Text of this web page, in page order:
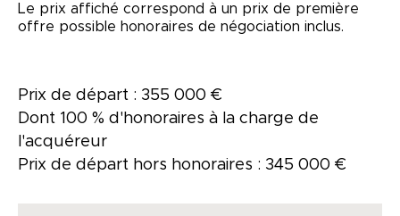
Le prix affiché correspond à un prix de première
offre possible honoraires de négociation inclus.
Prix de départ : 355 000 €
Dont 100 % d'honoraires à la charge de
l'acquéreur
Prix de départ hors honoraires : 345 000 €